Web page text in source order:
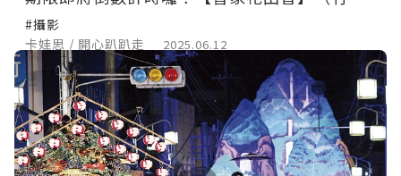
湖繡球花季2025)
#攝影
卡娃思 / 開心趴趴走
2025.06.12